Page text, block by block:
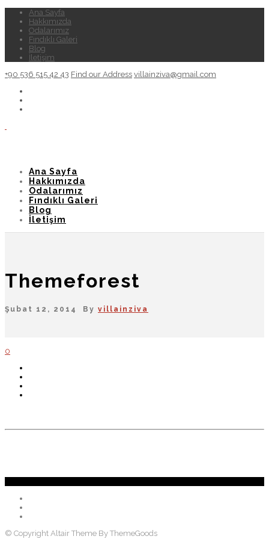
Ana Sayfa
Hakkımızda
Odalarımız
Fındıklı Galeri
Blog
İletişim
+90 536 515 42 43 Find our Address villainziva@gmail.com
Ana Sayfa
Hakkımızda
Odalarımız
Fındıklı Galeri
Blog
İletişim
Themeforest
Şubat 12, 2014 By villainziva
0
© Copyright Altair Theme By ThemeGoods